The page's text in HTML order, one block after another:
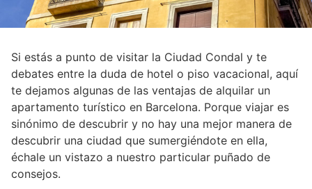
Si estás a punto de visitar la Ciudad Condal y te
debates entre la duda de hotel o piso vacacional, aquí
te dejamos algunas de las ventajas de alquilar un
apartamento turístico en Barcelona. Porque viajar es
sinónimo de descubrir y no hay una mejor manera de
descubrir una ciudad que sumergiéndote en ella,
échale un vistazo a nuestro particular puñado de
consejos.